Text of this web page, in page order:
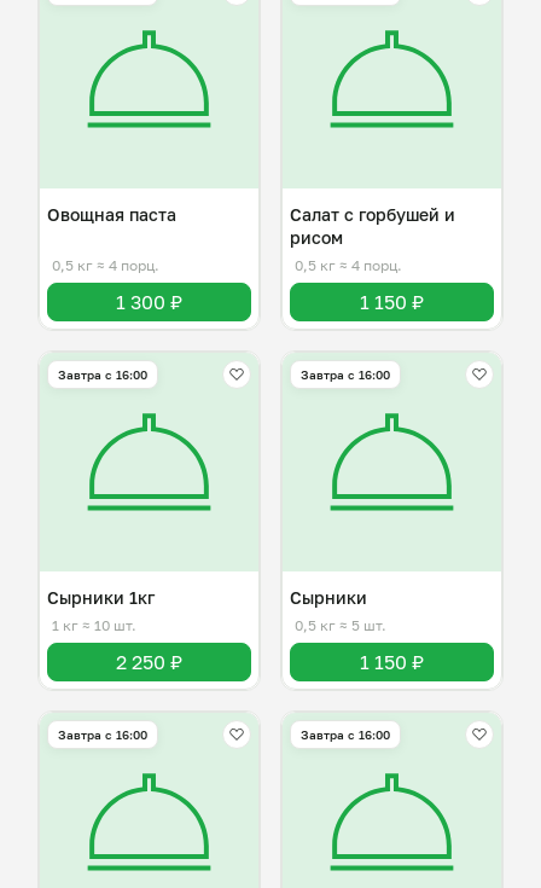
Овощная паста
0,5 кг ≈ 4 порц.
1 300 ₽
Салат с горбушей и
рисом
0,5 кг ≈ 4 порц.
1 150 ₽
Завтра c 16:00
Сырники 1кг
1 кг ≈ 10 шт.
2 250 ₽
Завтра c 16:00
Сырники
0,5 кг ≈ 5 шт.
1 150 ₽
Завтра c 16:00 Завтра c 16:00